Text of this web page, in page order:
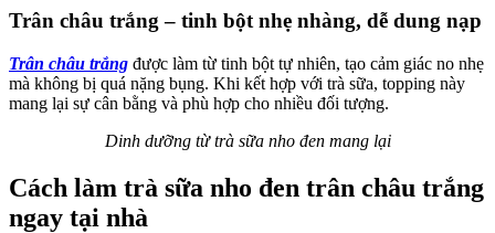
Trân châu trắng – tinh bột nhẹ nhàng, dễ dung nạp
Trân châu trắng được làm từ tinh bột tự nhiên, tạo cảm giác no nhẹ
mà không bị quá nặng bụng. Khi kết hợp với trà sữa, topping này
mang lại sự cân bằng và phù hợp cho nhiều đối tượng.
Dinh dưỡng từ trà sữa nho đen mang lại
Cách làm trà sữa nho đen trân châu trắng
ngay tại nhà